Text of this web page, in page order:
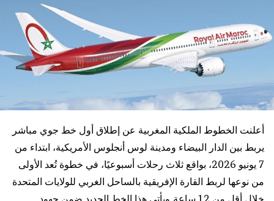
أعلنت الخطوط الملكية المغربية عن إطلاق أول خط جوي مباشر
يربط بين الدار البيضاء ومدينة لوس أنجلوس الأمريكية، ابتداء من
7 يونيو 2026، بواقع ثلاث رحلات أسبوعيًا، في خطوة تُعد الأولى
من نوعها لربط القارة الإفريقية بالساحل الغربي للولايات المتحدة